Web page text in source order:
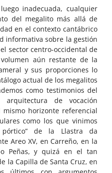
inadecuada, cualquier
del megalito más allá de
en el contexto cantábrico
informativa sobre la gestión
sector centro-occidental de
aún restante de la
y sus proporciones lo
actual de los megalitos
como testimonios del
de vocación
horizonte referencial
como los que vinimos
pórtico” de la Llastra da
Areo XV, en Carreño, en la
Peñas, y quizá en el tan
la Capilla de Santa Cruz, en